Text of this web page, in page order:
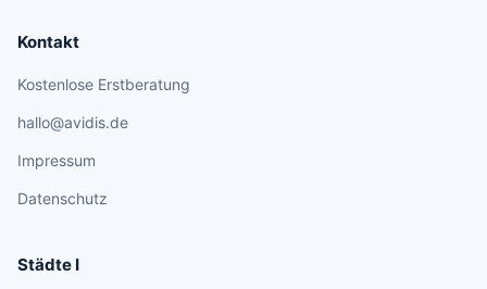
Kontakt
Kostenlose Erstberatung
hallo@avidis.de
Impressum
Datenschutz
Städte I